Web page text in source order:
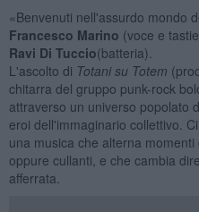
«Benvenuti nell'assurdo mondo
Francesco Marino (voce e
Ravi Di Tuccio(batteria).
L'ascolto di Totani su Totem
chitarra del gruppo punk-rock
attraverso un universo popolato
eroi dell'immaginario collettivo.
una musica che alterna
oppure cullanti, e che cambia
afferrata.